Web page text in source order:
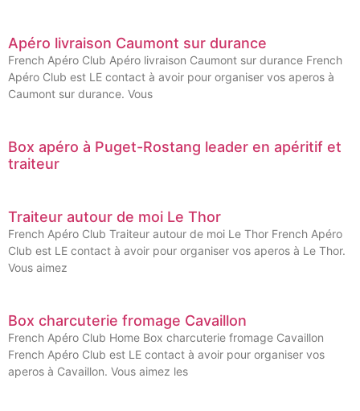
Apéro livraison Caumont sur durance
French Apéro Club Apéro livraison Caumont sur durance French
Apéro Club est LE contact à avoir pour organiser vos aperos à
Caumont sur durance. Vous
Box apéro à Puget-Rostang leader en apéritif et
traiteur
Traiteur autour de moi Le Thor
French Apéro Club Traiteur autour de moi Le Thor French Apéro
Club est LE contact à avoir pour organiser vos aperos à Le Thor.
Vous aimez
Box charcuterie fromage Cavaillon
French Apéro Club Home Box charcuterie fromage Cavaillon
French Apéro Club est LE contact à avoir pour organiser vos
aperos à Cavaillon. Vous aimez les